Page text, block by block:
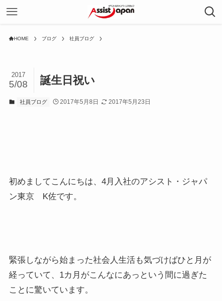
HOME ブログ 社員ブログ
誕生日祝い
2017
5/08
社員ブログ 2017年5月8日 2017年5月23日
初めましてこんにちは、4月入社のアシスト・ジャパ
ン東京 K佐です。
緊張しながら始まった社会人生活も気づけばひと月が
経っていて、1カ月がこんなにあっという間に過ぎた
ことに驚いています。